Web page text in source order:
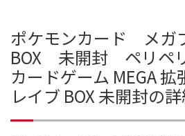
ポケモンカード メガ
BOX 未開封 ペリペ
カードゲーム MEGA
レイブ BOX 未開封の